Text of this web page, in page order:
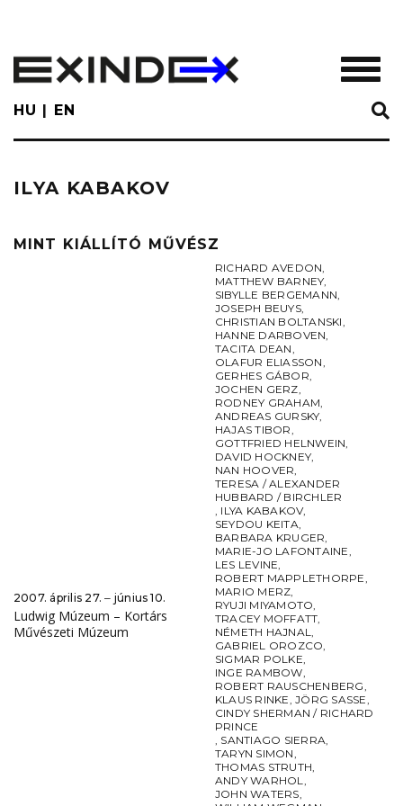
main
content
HU EN
ILYA KABAKOV
MINT KIÁLLÍTÓ MŰVÉSZ
2007. április 27. ‒ június 10.
Ludwig Múzeum – Kortárs
Művészeti Múzeum
RICHARD AVEDON,
MATTHEW BARNEY,
SIBYLLE BERGEMANN,
JOSEPH BEUYS,
CHRISTIAN BOLTANSKI,
HANNE DARBOVEN,
TACITA DEAN,
OLAFUR ELIASSON,
GERHES GÁBOR,
JOCHEN GERZ,
RODNEY GRAHAM,
ANDREAS GURSKY,
HAJAS TIBOR,
GOTTFRIED HELNWEIN,
DAVID HOCKNEY,
NAN HOOVER,
TERESA / ALEXANDER
HUBBARD / BIRCHLER
, ILYA KABAKOV,
SEYDOU KEITA,
BARBARA KRUGER,
MARIE-JO LAFONTAINE,
LES LEVINE,
ROBERT MAPPLETHORPE,
MARIO MERZ,
RYUJI MIYAMOTO,
TRACEY MOFFATT,
NÉMETH HAJNAL,
GABRIEL OROZCO,
SIGMAR POLKE,
INGE RAMBOW,
ROBERT RAUSCHENBERG,
KLAUS RINKE,JÖRG SASSE,
CINDY SHERMAN / RICHARD
PRINCE
, SANTIAGO SIERRA,
TARYN SIMON,
THOMAS STRUTH,
ANDY WARHOL,
JOHN WATERS,